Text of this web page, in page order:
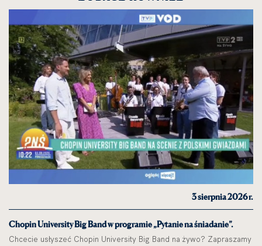
3 sierpnia 2026 r.
Chopin University Big Band w programie „Pytanie na śniadanie”.
Chcecie usłyszeć Chopin University Big Band na żywo? Zapraszamy